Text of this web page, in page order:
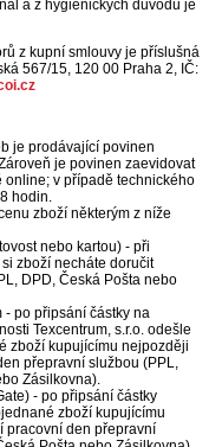
a z hygienických důvodů je
z kupní smlouvy je příslušná
567/15, 120 00 Praha 2, IČ:
je prodávající povinen
je povinen zaevidovat
online; v případě technického
hodin.
zboží některým z níže
nebo kartou) - při
zboží necháte doručit
DPD, Česká Pošta nebo
- po připsání částky na
Texcentrum, s.r.o. odešle
zboží kupujícímu nejpozději
přepravní službou (PPL,
Zásilkovna).
- po připsání částky
zboží kupujícímu
pracovní den přepravní